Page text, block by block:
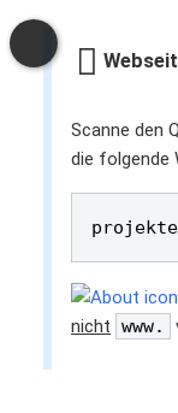
Scanne den
die folgende
nicht www.